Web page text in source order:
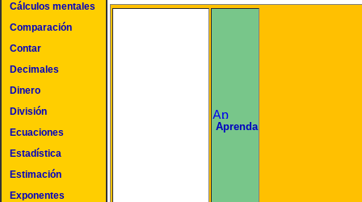
Cálculos mentales
Comparación
Contar
Decimales
Dinero
División
Ecuaciones
Estadística
Estimación
Exponentes
Aprenda